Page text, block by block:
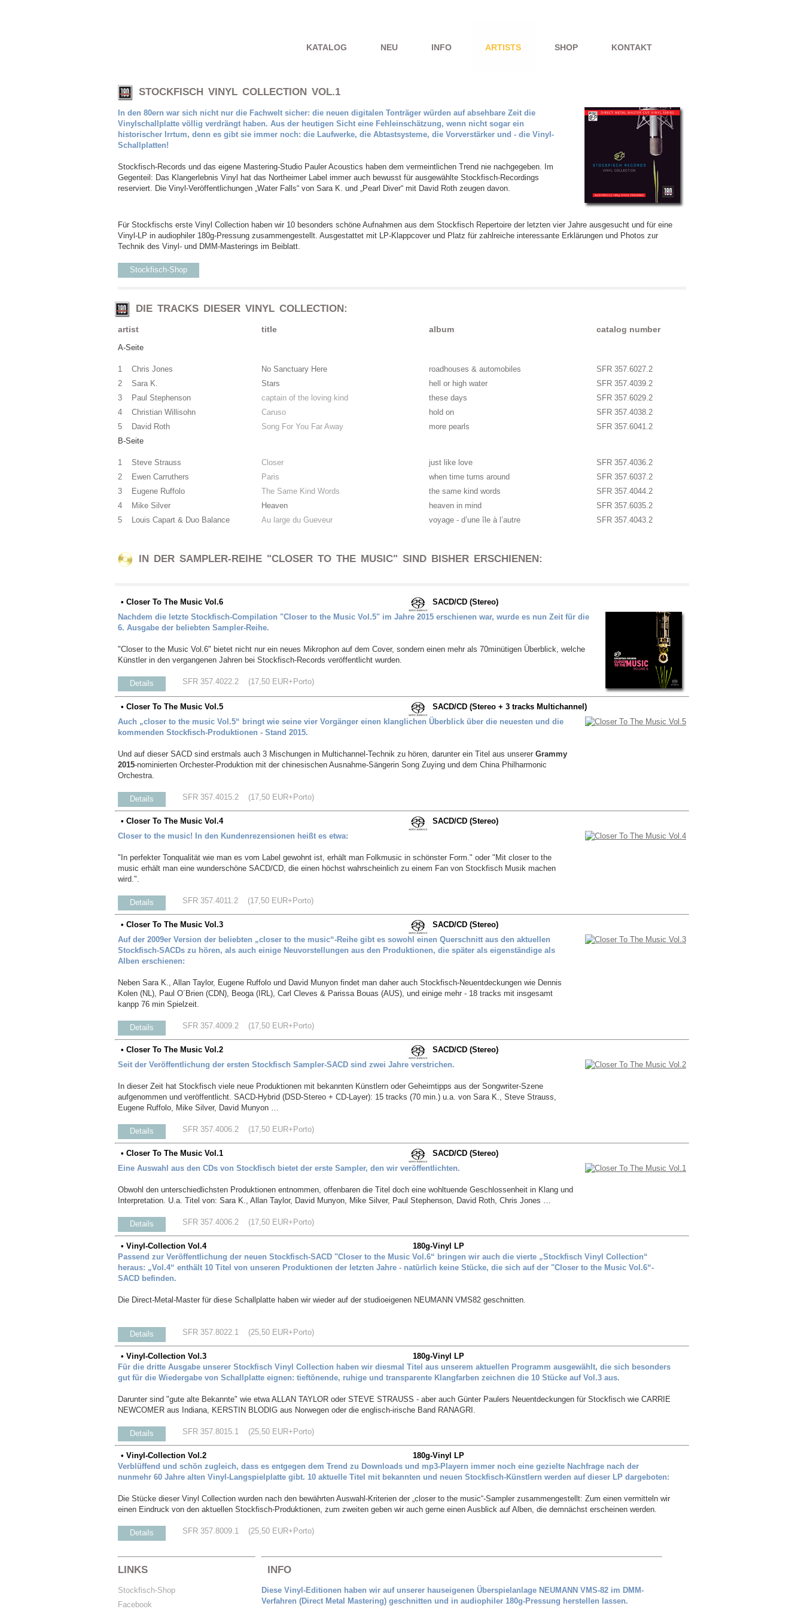
KATALOG NEU INFO ARTISTS SHOP KONTAKT
STOCKFISCH VINYL COLLECTION VOL.1
In den 80ern war sich nicht nur die Fachwelt sicher: die neuen digitalen Tonträger würden auf absehbare Zeit die
Vinylschallplatte völlig verdrängt haben. Aus der heutigen Sicht eine Fehleinschätzung, wenn nicht sogar ein
historischer Irrtum, denn es gibt sie immer noch: die Laufwerke, die Abtastsysteme, die Vorverstärker und - die Vinyl-
Schallplatten!
Stockfisch-Records und das eigene Mastering-Studio Pauler Acoustics haben dem vermeintlichen Trend nie nachgegeben. Im
Gegenteil: Das Klangerlebnis Vinyl hat das Northeimer Label immer auch bewusst für ausgewählte Stockfisch-Recordings
reserviert. Die Vinyl-Veröffentlichungen „Water Falls“ von Sara K. und „Pearl Diver“ mit David Roth zeugen davon.
Für Stockfischs erste Vinyl Collection haben wir 10 besonders schöne Aufnahmen aus dem Stockfisch Repertoire der letzten vier Jahre ausgesucht und für eine
Vinyl-LP in audiophiler 180g-Pressung zusammengestellt. Ausgestattet mit LP-Klappcover und Platz für zahlreiche interessante Erklärungen und Photos zur
Technik des Vinyl- und DMM-Masterings im Beiblatt.
Stockfisch-Shop
DIE TRACKS DIESER VINYL COLLECTION:
artist
A-Seite
1 Chris Jones
2 Sara K.
3 Paul Stephenson
4 Christian Willisohn
5 David Roth
B-Seite
1 Steve Strauss
2 Ewen Carruthers
3 Eugene Ruffolo
4 Mike Silver
5 Louis Capart & Duo Balance
title
No Sanctuary Here
Stars
captain of the loving kind
Caruso
Song For You Far Away
Closer
Paris
The Same Kind Words
Heaven
Au large du Gueveur
album
roadhouses & automobiles
hell or high water
these days
hold on
more pearls
just like love
when time turns around
the same kind words
heaven in mind
voyage - d’une île à l’autre
catalog number
SFR 357.6027.2
SFR 357.4039.2
SFR 357.6029.2
SFR 357.4038.2
SFR 357.6041.2
SFR 357.4036.2
SFR 357.6037.2
SFR 357.4044.2
SFR 357.6035.2
SFR 357.4043.2
IN DER SAMPLER-REIHE "CLOSER TO THE MUSIC" SIND BISHER ERSCHIENEN:
• Closer To The Music Vol.6
SACD/CD (Stereo)
Nachdem die letzte Stockfisch-Compilation "Closer to the Music Vol.5" im Jahre 2015 erschienen war, wurde es nun Zeit für die
6. Ausgabe der beliebten Sampler-Reihe.
"Closer to the Music Vol.6" bietet nicht nur ein neues Mikrophon auf dem Cover, sondern einen mehr als 70minütigen Überblick, welche
Künstler in den vergangenen Jahren bei Stockfisch-Records veröffentlicht wurden.
Details SFR 357.4022.2 (17,50 EUR+Porto)
• Closer To The Music Vol.5
SACD/CD (Stereo + 3 tracks Multichannel)
Auch „closer to the music Vol.5“ bringt wie seine vier Vorgänger einen klanglichen Überblick über die neuesten und die
kommenden Stockfisch-Produktionen - Stand 2015.
Und auf dieser SACD sind erstmals auch 3 Mischungen in Multichannel-Technik zu hören, darunter ein Titel aus unserer Grammy
2015-nominierten Orchester-Produktion mit der chinesischen Ausnahme-Sängerin Song Zuying und dem China Philharmonic
Orchestra.
Details SFR 357.4015.2 (17,50 EUR+Porto)
• Closer To The Music Vol.4
SACD/CD (Stereo)
Closer to the music! In den Kundenrezensionen heißt es etwa:
"In perfekter Tonqualität wie man es vom Label gewohnt ist, erhält man Folkmusic in schönster Form." oder "Mit closer to the
music erhält man eine wunderschöne SACD/CD, die einen höchst wahrscheinlich zu einem Fan von Stockfisch Musik machen
wird.".
Details SFR 357.4011.2 (17,50 EUR+Porto)
• Closer To The Music Vol.3
SACD/CD (Stereo)
Auf der 2009er Version der beliebten „closer to the music“-Reihe gibt es sowohl einen Querschnitt aus den aktuellen
Stockfisch-SACDs zu hören, als auch einige Neuvorstellungen aus den Produktionen, die später als eigenständige als
Alben erschienen:
Neben Sara K., Allan Taylor, Eugene Ruffolo und David Munyon findet man daher auch Stockfisch-Neuentdeckungen wie Dennis
Kolen (NL), Paul O´Brien (CDN), Beoga (IRL), Carl Cleves & Parissa Bouas (AUS), und einige mehr - 18 tracks mit insgesamt
kanpp 76 min Spielzeit.
Details SFR 357.4009.2 (17,50 EUR+Porto)
• Closer To The Music Vol.2
SACD/CD (Stereo)
Seit der Veröffentlichung der ersten Stockfisch Sampler-SACD sind zwei Jahre verstrichen.
In dieser Zeit hat Stockfisch viele neue Produktionen mit bekannten Künstlern oder Geheimtipps aus der Songwriter-Szene
aufgenommen und veröffentlicht. SACD-Hybrid (DSD-Stereo + CD-Layer): 15 tracks (70 min.) u.a. von Sara K., Steve Strauss,
Eugene Ruffolo, Mike Silver, David Munyon …
Details SFR 357.4006.2 (17,50 EUR+Porto)
• Closer To The Music Vol.1
SACD/CD (Stereo)
Eine Auswahl aus den CDs von Stockfisch bietet der erste Sampler, den wir veröffentlichten.
Obwohl den unterschiedlichsten Produktionen entnommen, offenbaren die Titel doch eine wohltuende Geschlossenheit in Klang und
Interpretation. U.a. Titel von: Sara K., Allan Taylor, David Munyon, Mike Silver, Paul Stephenson, David Roth, Chris Jones …
Details SFR 357.4006.2 (17,50 EUR+Porto)
• Vinyl-Collection Vol.4
180g-Vinyl LP
Passend zur Veröffentlichung der neuen Stockfisch-SACD "Closer to the Music Vol.6“ bringen wir auch die vierte „Stockfisch Vinyl Collection“
heraus: „Vol.4“ enthält 10 Titel von unseren Produktionen der letzten Jahre - natürlich keine Stücke, die sich auf der "Closer to the Music Vol.6“-
SACD befinden.
Die Direct-Metal-Master für diese Schallplatte haben wir wieder auf der studioeigenen NEUMANN VMS82 geschnitten.
Details SFR 357.8022.1 (25,50 EUR+Porto)
• Vinyl-Collection Vol.3
180g-Vinyl LP
Für die dritte Ausgabe unserer Stockfisch Vinyl Collection haben wir diesmal Titel aus unserem aktuellen Programm ausgewählt, die sich besonders
gut für die Wiedergabe von Schallplatte eignen: tieftönende, ruhige und transparente Klangfarben zeichnen die 10 Stücke auf Vol.3 aus.
Darunter sind "gute alte Bekannte" wie etwa ALLAN TAYLOR oder STEVE STRAUSS - aber auch Günter Paulers Neuentdeckungen für Stockfisch wie CARRIE
NEWCOMER aus Indiana, KERSTIN BLODIG aus Norwegen oder die englisch-irische Band RANAGRI.
Details SFR 357.8015.1 (25,50 EUR+Porto)
• Vinyl-Collection Vol.2
180g-Vinyl LP
Verblüffend und schön zugleich, dass es entgegen dem Trend zu Downloads und mp3-Playern immer noch eine gezielte Nachfrage nach der
nunmehr 60 Jahre alten Vinyl-Langspielplatte gibt. 10 aktuelle Titel mit bekannten und neuen Stockfisch-Künstlern werden auf dieser LP dargeboten:
Die Stücke dieser Vinyl Collection wurden nach den bewährten Auswahl-Kriterien der „closer to the music“-Sampler zusammengestellt: Zum einen vermitteln wir
einen Eindruck von den aktuellen Stockfisch-Produktionen, zum zweiten geben wir auch gerne einen Ausblick auf Alben, die demnächst erscheinen werden.
Details SFR 357.8009.1 (25,50 EUR+Porto)
LINKS
Stockfisch-Shop
Facebook
INFO
Diese Vinyl-Editionen haben wir auf unserer hauseigenen Überspielanlage NEUMANN VMS-82 im DMM-
Verfahren (Direct Metal Mastering) geschnitten und in audiophiler 180g-Pressung herstellen lassen.